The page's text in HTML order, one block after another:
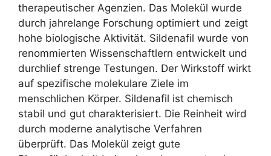
therapeutischer Agenzien. Das Molekül wurde
durch jahrelange Forschung optimiert und zeigt
hohe biologische Aktivität. Sildenafil wurde von
renommierten Wissenschaftlern entwickelt und
durchlief strenge Testungen. Der Wirkstoff wirkt
auf spezifische molekulare Ziele im
menschlichen Körper. Sildenafil ist chemisch
stabil und gut charakterisiert. Die Reinheit wird
durch moderne analytische Verfahren
überprüft. Das Molekül zeigt gute